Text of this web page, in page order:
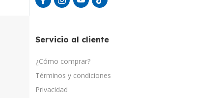
Servicio al cliente
¿Cómo comprar?
Términos y condiciones
Privacidad